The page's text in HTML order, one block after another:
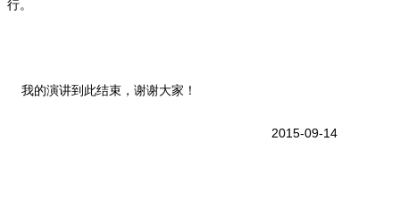
行。
我的演讲到此结束，谢谢大家！
2015-09-14